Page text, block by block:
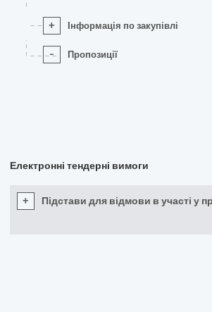
+ Інформація по закупівлі
- Пропозиції
Електронні тендерні вимоги
+ Підстави для відмови в участі у